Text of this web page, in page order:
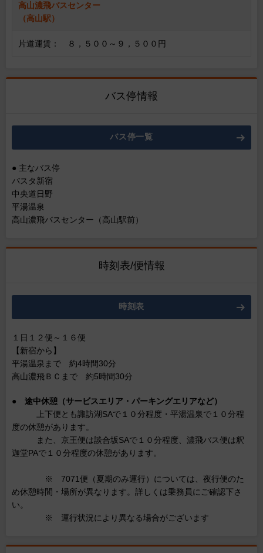
高山濃飛バスセンター
（高山駅）
片道運賃： ８，５００～９，５００円
バス停情報
バス停一覧
● 主なバス停
バスタ新宿
中央道日野
平湯温泉
高山濃飛バスセンター（高山駅前）
時刻表/便情報
時刻表
１日１２便～１６便
【新宿から】
平湯温泉まで 約4時間30分
高山濃飛ＢＣまで 約5時間30分
● 途中休憩（サービスエリア・パーキングエリアなど）
上下便とも諏訪湖SAで１０分程度・平湯温泉で１０分程
度の休憩があります。
また、京王便は談合坂SAで１０分程度、濃飛バス便は釈
迦堂PAで１０分程度の休憩があります。
※ 7071便（夏期のみ運行）については、夜行便のた
め休憩時間・場所が異なります。詳しくは乗務員にご確認下さ
い。
※ 運行状況により異なる場合がございます